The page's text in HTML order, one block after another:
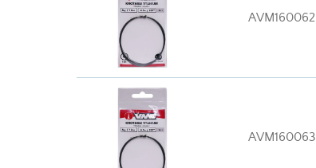
AVM160062
AVM160063